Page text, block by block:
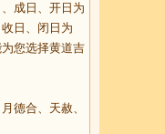
成日、开日为
日、闭日为
您选择黄道吉
德合、天赦、